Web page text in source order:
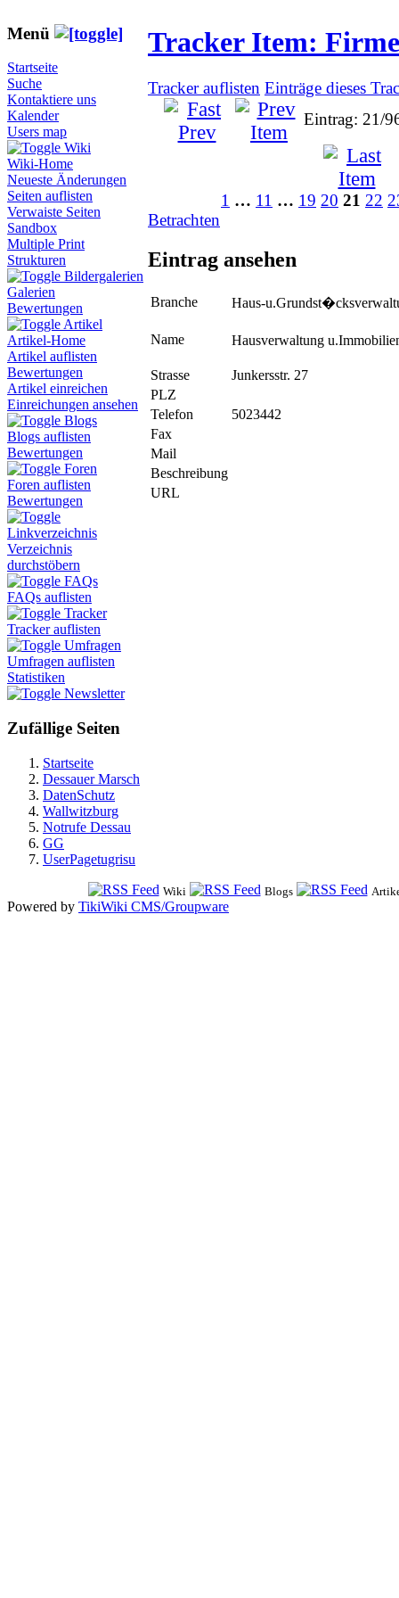
Menü
Startseite
Suche
Kontaktiere uns
Kalender
Users map
Wiki
Wiki-Home
Neueste Änderungen
Seiten auflisten
Verwaiste Seiten
Sandbox
Multiple Print
Strukturen
Bildergalerien
Galerien
Bewertungen
Artikel
Artikel-Home
Artikel auflisten
Bewertungen
Artikel einreichen
Einreichungen ansehen
Blogs
Blogs auflisten
Bewertungen
Foren
Foren auflisten
Bewertungen
Linkverzeichnis
Verzeichnis
durchstöbern
FAQs
FAQs auflisten
Tracker
Tracker auflisten
Umfragen
Umfragen auflisten
Statistiken
Newsletter
Zufällige Seiten
Startseite
Dessauer Marsch
DatenSchutz
Wallwitzburg
Notrufe Dessau
GG
UserPagetugrisu
Tracker Item:
Tracker auflisten Einträge dieses
Eintrag: 21/
1 … 11 … 19 20 21 22
Betrachten
Eintrag ansehen
Branche Haus-
Name Hausverwaltung
Strasse
Junkersstr. 27
PLZ
Telefon
5023442
Fax
Mail
Beschreibung
URL
Wiki Blogs
Powered by TikiWiki CMS/Groupware